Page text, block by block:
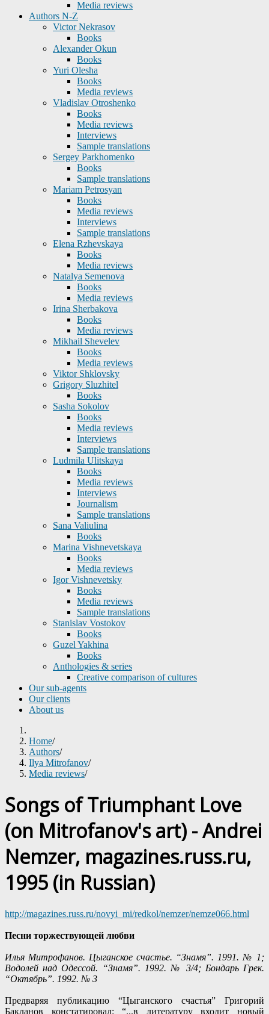
Media reviews
Authors N-Z
Victor Nekrasov
Books
Alexander Okun
Books
Yuri Olesha
Books
Media reviews
Vladislav Otroshenko
Books
Media reviews
Interviews
Sample translations
Sergey Parkhomenko
Books
Sample translations
Mariam Petrosyan
Books
Media reviews
Interviews
Sample translations
Elena Rzhevskaya
Books
Media reviews
Natalya Semenova
Books
Media reviews
Irina Sherbakova
Books
Media reviews
Mikhail Shevelev
Books
Media reviews
Viktor Shklovsky
Grigory Sluzhitel
Books
Sasha Sokolov
Books
Media reviews
Interviews
Sample translations
Ludmila Ulitskaya
Books
Media reviews
Interviews
Journalism
Sample translations
Sana Valiulina
Books
Marina Vishnevetskaya
Books
Media reviews
Igor Vishnevetsky
Books
Media reviews
Sample translations
Stanislav Vostokov
Books
Guzel Yakhina
Books
Anthologies & series
Creative comparison of cultures
Our sub-agents
Our clients
About us
Home/
Authors/
Ilya Mitrofanov/
Media reviews/
Songs of Triumphant Love
(on Mitrofanov's art) - Andrei
Nemzer, magazines.russ.ru,
1995 (in Russian)
http://magazines.russ.ru/novyi_mi/redkol/nemzer/nemze066.html
Песни торжествующей любви
Илья Митрофанов. Цыганское счастье. “Знамя”. 1991. № 1;
Водолей над Одессой. “Знамя”. 1992. № 3/4; Бондарь Грек.
“Октябрь”. 1992. № 3
Предваряя публикацию “Цыганского счастья” Григорий
Бакланов констатировал: “...в литературу входит новый